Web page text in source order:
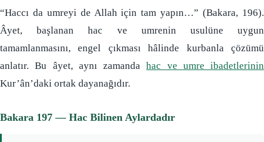
“Haccı da umreyi de Allah için tam yapın…” (Bakara, 196).
Âyet, başlanan hac ve umrenin usulüne uygun
tamamlanmasını, engel çıkması hâlinde kurbanla çözümü
anlatır. Bu âyet, aynı zamandahac ve umre ibadetlerinin
Kur’ân’daki ortak dayanağıdır.
Bakara 197 — Hac Bilinen Aylardadır